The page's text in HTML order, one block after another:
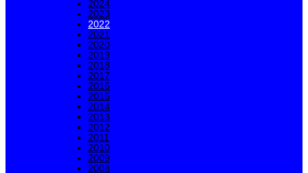
2024
2023
2022
2021
2020
2019
2018
2017
2016
2015
2014
2013
2012
2011
2010
2009
2008